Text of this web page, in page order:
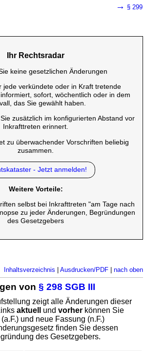
→ § 299
Ihr Rechtsradar
keine gesetzlichen Änderungen
jede verkündete oder in Kraft tretende
sofort, wöchentlich oder in dem
das Sie gewählt haben.
zusätzlich im konfigurierten Abstand vor
Inkrafttreten erinnert.
zu überwachender Vorschriften beliebig
zusammen.
- Jetzt anmelden!
Weitere Vorteile:
selbst bei Inkrafttreten "am Tage nach
zu jeder Änderungen, Begründungen
des Gesetzgebers
Inhaltsverzeichnis Ausdrucken/PDF| nach oben
von§ 298 SGB III
zeigt alle Änderungen dieser
aktuell undvorher können Sie
und neue Fassung (n.F.)
finden Sie dessen
des Gesetzgebers.